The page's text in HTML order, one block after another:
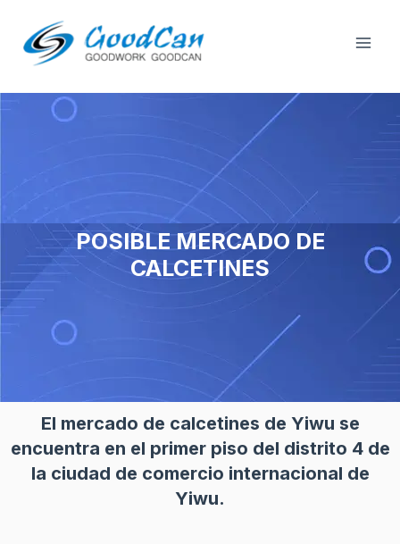
contenido
de
POSIBLE MERCADO DE
CALCETINES
El mercado de calcetines de Yiwu se
encuentra en el primer piso del distrito 4 de
la ciudad de comercio internacional de
Yiwu.